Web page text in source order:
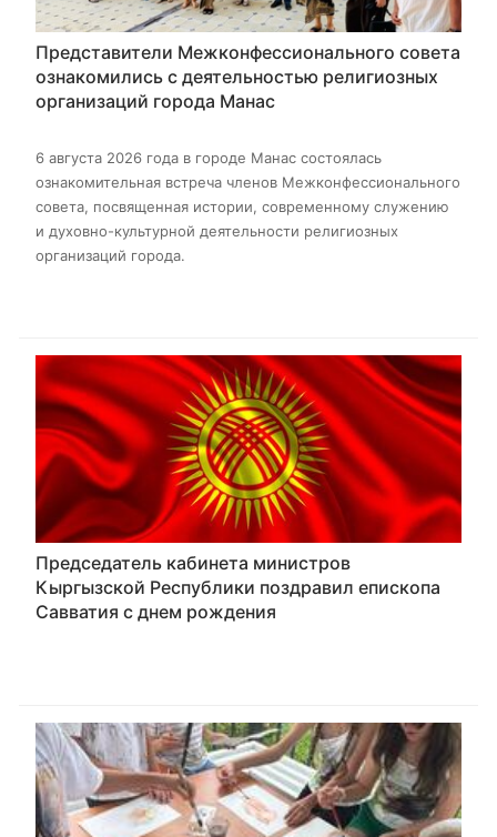
Представители Межконфессионального совета
ознакомились с деятельностью религиозных
организаций города Манас
6 августа 2026 года в городе Манас состоялась
ознакомительная встреча членов Межконфессионального
совета, посвященная истории, современному служению
и духовно-культурной деятельности религиозных
организаций города.
Председатель кабинета министров
Кыргызской Республики поздравил епископа
Савватия с днем рождения